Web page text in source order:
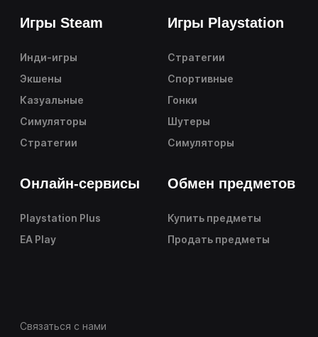
Игры Steam
Инди-игры
Экшены
Казуальные
Симуляторы
Стратегии
Игры Playstation
Стратегии
Спортивные
Гонки
Шутеры
Симуляторы
Онлайн-сервисы
Playstation Plus
EA Play
Обмен предметов
Купить предметы
Продать предметы
Связаться с нами